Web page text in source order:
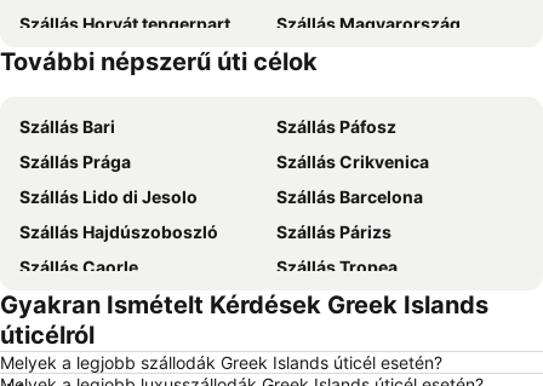
Szállás Horvát tengerpart
Szállás Magyarország
Szállás Zakynthos
Szállás Rodosz sziget
További népszerű úti célok
Szállás Bari
Szállás Páfosz
Szállás Prága
Szállás Crikvenica
Szállás Lido di Jesolo
Szállás Barcelona
Szállás Hajdúszoboszló
Szállás Párizs
Szállás Caorle
Szállás Tropea
Szállás Dubrovnik
Szállás Eger
Szállás Debrecen
Szállás Balatonfüred
Szállás London
Gyakran Ismételt Kérdések Greek Islands
úticélról
Melyek a legjobb szállodák Greek Islands úticél esetén?